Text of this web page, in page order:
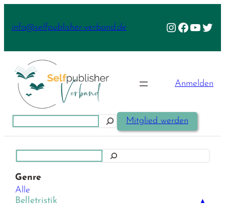
Inhalt
info@selfpublisher-verband.de Instagram
Facebook
Anmelden
Mitglied werden
Genre
Alle
Belletristik
▲